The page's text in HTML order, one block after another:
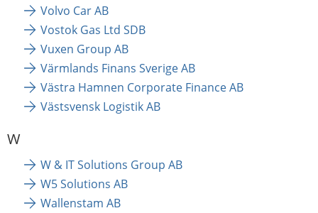
Volvo Car AB
Vostok Gas Ltd SDB
Vuxen Group AB
Värmlands Finans Sverige AB
Västra Hamnen Corporate Finance AB
Västsvensk Logistik AB
W
W & IT Solutions Group AB
W5 Solutions AB
Wallenstam AB